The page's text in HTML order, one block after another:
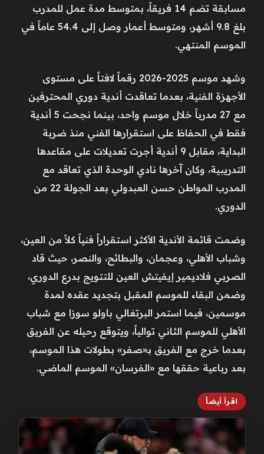
مسابقة تضم 14 فريقاً، بمتوسط مدة عمل للمدرب
بلغ 9.8 أشهر، ومتوسط أعمار وصل إلى 54.4 عاماً في
الموسم المنتهي.
وشهد موسم 2025-2026 رقماً لافتاً على مستوى
الأجهزة الفنية، بعدما تعاقدت أندية دوري المحترفين
مع 27 مدرباً خلال موسم واحد، بينما نجحت 5 أندية
فقط في الحفاظ على استقرارها الفني منذ ضربة
البداية، مقابل 9 أندية أجرت تعديلات على مقاعدها
التدريبية، وكان آخرها نادي الوحدة الذي تعاقد مع
المدرب المواطن حسن العبدولي بعد الجولة 22 من
الدوري.
وضمت قائمة الأندية الأكثر استقراراً فنياً كلاً من العين،
وشباب الأهلي، وعجمان، والبطائح، والنصر، حيث قاد
الصربي فلاديمير إيفيتش العين للتتويج بدرع الدوري،
وضمن البقاء للموسم المقبل بتجديد عقده لمدة
موسمين، فيما استمر البرتغالي باولو سوزا مع شباب
الأهلي للموسم الثاني توالياً، ويتوقع رحيله عن الفريق
بعدما خرج مع الفريق بـ«صفر» بطولات هذا الموسم،
بعد رباعية حققها مع «الفرسان» الموسم الماضي.
اقرأ أيضاً